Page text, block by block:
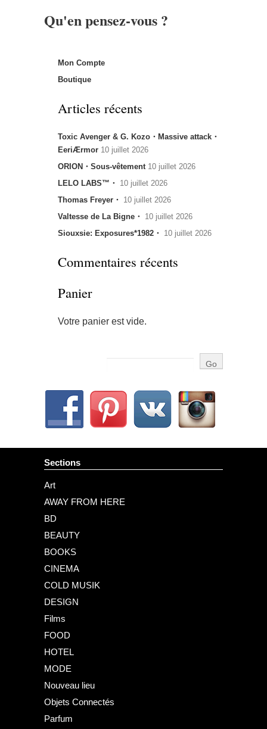
Qu'en pensez-vous ?
Mon Compte
Boutique
Articles récents
Toxic Avenger & G. Kozo・Massive attack・
EeriÆrmor 10 juillet 2026
ORION・Sous-vêtement 10 juillet 2026
LELO LABS™・ 10 juillet 2026
Thomas Freyer・ 10 juillet 2026
Valtesse de La Bigne・ 10 juillet 2026
Siouxsie: Exposures*1982・ 10 juillet 2026
Commentaires récents
Panier
Votre panier est vide.
Sections
Art
AWAY FROM HERE
BD
BEAUTY
BOOKS
CINEMA
COLD MUSIK
DESIGN
Films
FOOD
HOTEL
MODE
Nouveau lieu
Objets Connectés
Parfum